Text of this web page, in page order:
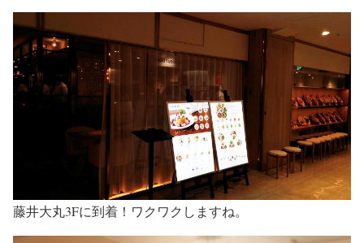
藤井大丸3Fに到着！ワクワクしますね。